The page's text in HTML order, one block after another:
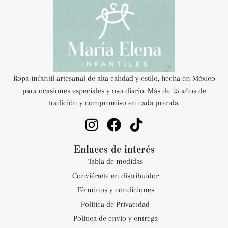
Ropa infantil artesanal de alta calidad y estilo, hecha en México
para ocasiones especiales y uso diario. Más de 25 años de
tradición y compromiso en cada prenda.
Enlaces de interés
Tabla de medidas
Conviértete en distribuidor
Términos y condiciones
Política de Privacidad
Política de envío y entrega